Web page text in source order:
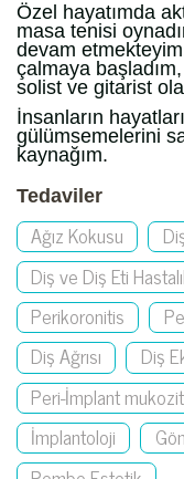
Özel hayatımda
masa tenisi
devam
çalmaya
solist ve gitarist
İnsanların
gülümsemelerini
kaynağım.
Tedaviler
Ağız Kokusu
Diş ve Diş Eti
Perikoronitis
Diş Ağrısı
Diş
Peri-İmplant
İmplantoloji